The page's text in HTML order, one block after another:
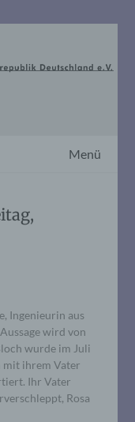
Menü
Ingenieurin aus
wird von
wurde im Juli
mit ihrem Vater
Ihr Vater
Rosa